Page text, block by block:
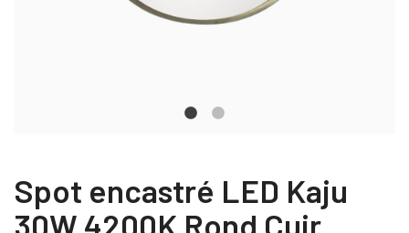
Spot encastré LED Kaju
30W 4200K Rond Cuir